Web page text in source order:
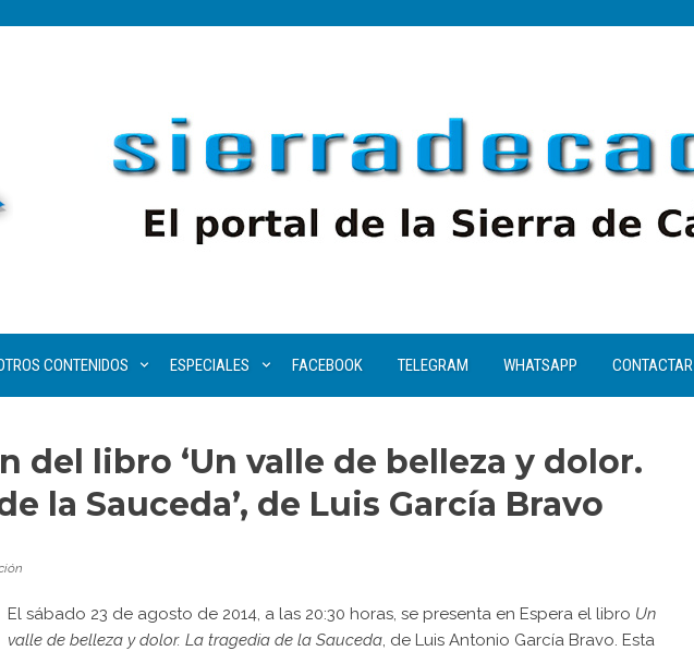
CONTENIDOS ESPECIALES FACEBOOK TELEGRAM WHATSAPP CONTACTAR
del libro ‘Un valle de belleza y dolor.
la Sauceda’, de Luis García Bravo
El sábado 23 de agosto de 2014, a las 20:30 horas, se presenta en Espera el libro Un
valle de belleza y dolor. La tragedia de la Sauceda, de Luis Antonio García Bravo. Esta